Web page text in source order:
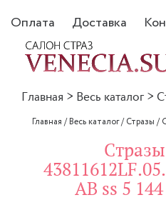
Оплата Доставка
Главная > Весь каталог >
Главная /Весь каталог/Стразы /
AB ss 5